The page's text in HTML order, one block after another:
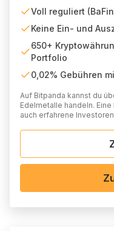
Voll reguliert
Keine Ein- und
650+
Portfolio
0,02% Gebühren
Auf Bitpanda kannst du
Edelmetalle handeln.
auch erfahrene